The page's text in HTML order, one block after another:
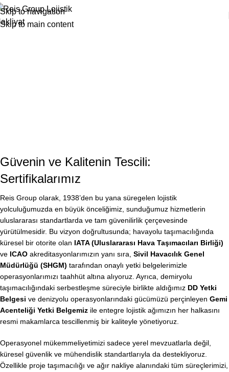
Skip to navigation
Skip to main content
Güvenin ve Kalitenin Tescili:
Sertifikalarımız
Reis Group olarak, 1938’den bu yana süregelen lojistik
yolculuğumuzda en büyük önceliğimiz, sunduğumuz hizmetlerin
uluslararası standartlarda ve tam güvenilirlik çerçevesinde
yürütülmesidir. Bu vizyon doğrultusunda; havayolu taşımacılığında
küresel bir otorite olan IATA (Uluslararası Hava Taşımacıları Birliği)
ve ICAO akreditasyonlarımızın yanı sıra, Sivil Havacılık Genel
Müdürlüğü (SHGM) tarafından onaylı yetki belgelerimizle
operasyonlarımızı taahhüt altına alıyoruz. Ayrıca, demiryolu
taşımacılığındaki serbestleşme süreciyle birlikte aldığımız DD Yetki
Belgesi ve denizyolu operasyonlarındaki gücümüzü perçinleyen Gemi
Acenteliği Yetki Belgemiz ile entegre lojistik ağımızın her halkasını
resmi makamlarca tescillenmiş bir kaliteyle yönetiyoruz.
Operasyonel mükemmeliyetimizi sadece yerel mevzuatlarla değil,
küresel güvenlik ve mühendislik standartlarıyla da destekliyoruz.
Özellikle proje taşımacılığı ve ağır nakliye alanındaki tüm süreçlerimizi,